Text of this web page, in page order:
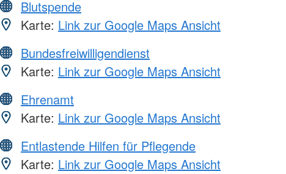
Blutspende
Karte: Link zur Google Maps Ansicht
Bundesfreiwilligendienst
Karte: Link zur Google Maps Ansicht
Ehrenamt
Karte: Link zur Google Maps Ansicht
Entlastende Hilfen für Pflegende
Karte: Link zur Google Maps Ansicht